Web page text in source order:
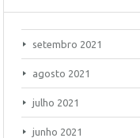
setembro 2021
agosto 2021
julho 2021
junho 2021